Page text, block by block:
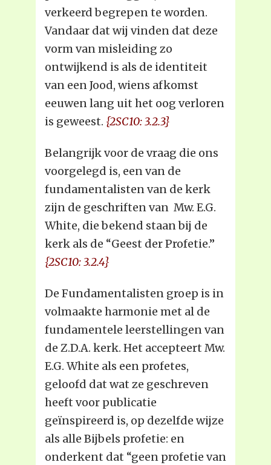
verkeerd begrepen te worden.
Vandaar dat wij vinden dat deze
vorm van misleiding zo
ontwijkend is als de identiteit
van een Jood, wiens afkomst
eeuwen lang uit het oog verloren
is geweest. {2SC10: 3.2.3}
Belangrijk voor de vraag die ons
voorgelegd is, een van de
fundamentalisten van de kerk
zijn de geschriften van Mw. E.G.
White, die bekend staan bij de
kerk als de “Geest der Profetie.”
{2SC10: 3.2.4}
De Fundamentalisten groep is in
volmaakte harmonie met al de
fundamentele leerstellingen van
de Z.D.A. kerk. Het accepteert Mw.
E.G. White als een profetes,
geloofd dat wat ze geschreven
heeft voor publicatie
geïnspireerd is, op dezelfde wijze
als alle Bijbels profetie: en
onderkent dat “geen profetie van